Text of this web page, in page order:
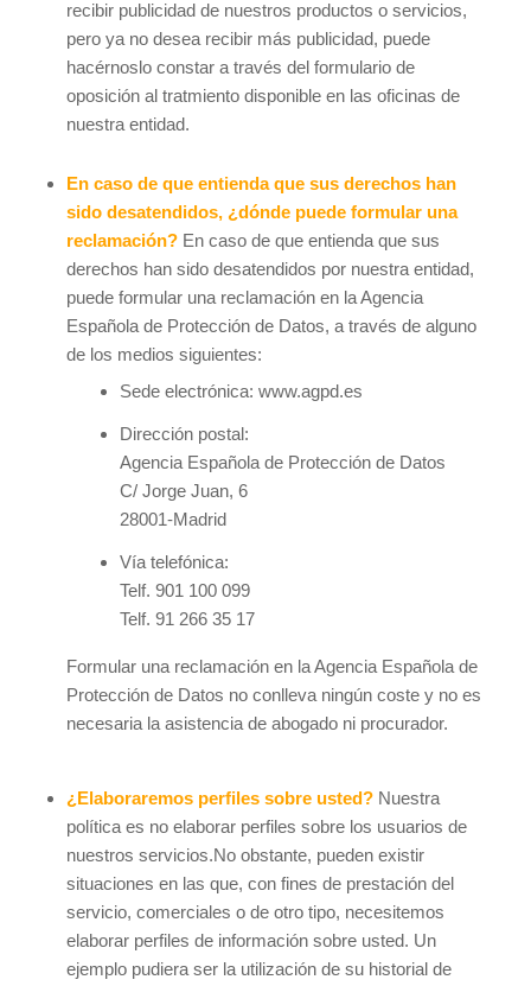
recibir publicidad de nuestros productos o servicios,
pero ya no desea recibir más publicidad, puede
hacérnoslo constar a través del formulario de
oposición al tratmiento disponible en las oficinas de
nuestra entidad.
En caso de que entienda que sus derechos han
sido desatendidos, ¿dónde puede formular una
reclamación?En caso de que entienda que sus
derechos han sido desatendidos por nuestra entidad,
puede formular una reclamación en la Agencia
Española de Protección de Datos, a través de alguno
de los medios siguientes:
Sede electrónica: www.agpd.es
Dirección postal:
Agencia Española de Protección de Datos
C/ Jorge Juan, 6
28001-Madrid
Vía telefónica:
Telf. 901 100 099
Telf. 91 266 35 17
Formular una reclamación en la Agencia Española de
Protección de Datos no conlleva ningún coste y no es
necesaria la asistencia de abogado ni procurador.
¿Elaboraremos perfiles sobre usted?Nuestra
política es no elaborar perfiles sobre los usuarios de
nuestros servicios.No obstante, pueden existir
situaciones en las que, con fines de prestación del
servicio, comerciales o de otro tipo, necesitemos
elaborar perfiles de información sobre usted. Un
ejemplo pudiera ser la utilización de su historial de